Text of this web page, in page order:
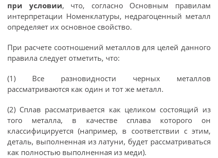
при условии, что, согласно Основным правилам
интерпретации Номенклатуры, недрагоценный металл
определяет их основное свойство.
При расчете соотношений металлов для целей данного
правила следует отметить, что:
(1) Все разновидности черных металлов
рассматриваются как один и тот же металл.
(2) Сплав рассматривается как целиком состоящий из
того металла, в качестве сплава которого он
классифицируется (например, в соответствии с этим,
деталь, выполненная из латуни, будет рассматриваться
как полностью выполненная из меди).